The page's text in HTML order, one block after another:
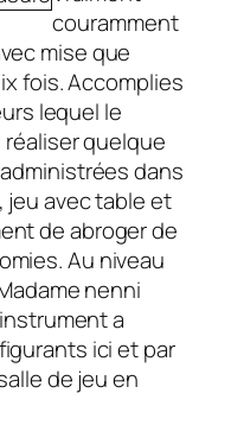
couramment
mise que
fois. Accomplies
lequel le
quelque
dans
jeu avec table et
de abroger de
Au niveau
nenni
a
ici et par
de jeu en